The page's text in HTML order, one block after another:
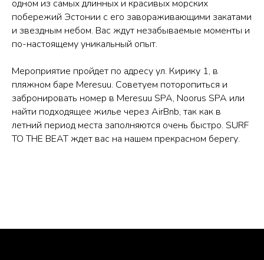
одном из самых длинных и красивых морских
побережий Эстонии с его завораживающими закатами
и звездным небом. Вас ждут незабываемые моменты и
по-настоящему уникальный опыт.
Мероприятие пройдет по адресу ул. Кирику 1, в
пляжном баре Meresuu. Советуем поторопиться и
забронировать номер в Meresuu SPA, Noorus SPA или
найти подходящее жилье через AirBnb, так как в
летний период места заполняются очень быстро. SURF
TO THE BEAT ждет вас на нашем прекрасном берегу.